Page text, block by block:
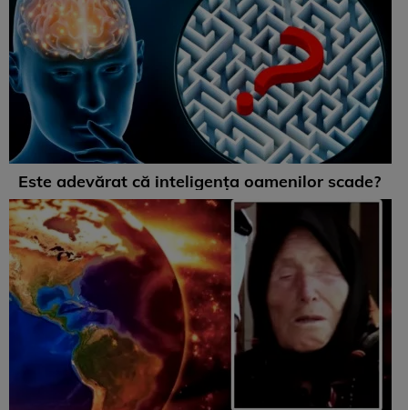
Este adevărat că inteligența oamenilor scade?